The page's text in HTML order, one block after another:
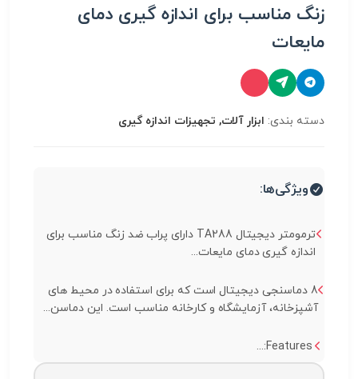
زنگ مناسب برای اندازه گیری دمای
مایعات
دسته بندی: ابزار آلات, تجهیزات اندازه گیری
ویژگی‌ها:
ترمومتر دیجیتال TA288 دارای پراب ضد زنگ مناسب برای
اندازه گیری دمای مایعات...
8 دماسنجی دیجیتال است که برای استفاده در محیط های
آشپزخانه، آزمایشگاه و کارخانه مناسب است. این دماسن...
Features:...